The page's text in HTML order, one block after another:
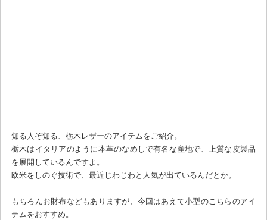
知る人ぞ知る、栃木レザーのアイテムをご紹介。
栃木はイタリアのように本革のなめしで有名な産地で、上質な皮製品
を展開しているんですよ。
欧米をしのぐ技術で、最近じわじわと人気が出ているんだとか。
もちろんお財布などもありますが、今回はあえて小型のこちらのアイ
テムをおすすめ。